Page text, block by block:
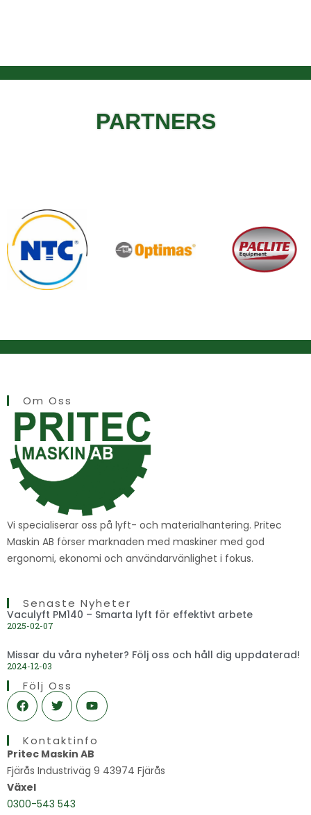
PARTNERS
Om Oss
Vi specialiserar oss på lyft- och materialhantering. Pritec
Maskin AB förser marknaden med maskiner med god
ergonomi, ekonomi och användarvänlighet i fokus.
Senaste Nyheter
Vaculyft PM140 – Smarta lyft för effektivt arbete
2025-02-07
Missar du våra nyheter? Följ oss och håll dig uppdaterad!
2024-12-03
Följ Oss
F
a
c
b
o
o
k
T
w
i
t
e
r
Y
o
u
u
b
e
Kontaktinfo
Pritec Maskin AB
Fjärås Industriväg 9 43974 Fjärås
Växel
0300-543 543